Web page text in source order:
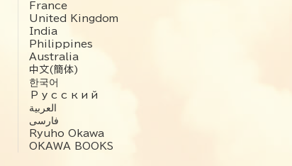
France
United Kingdom
India
Philippines
Australia
中文(簡体)
한국어
Русский
العربية‏
فارسی
Ryuho Okawa
OKAWA BOOKS